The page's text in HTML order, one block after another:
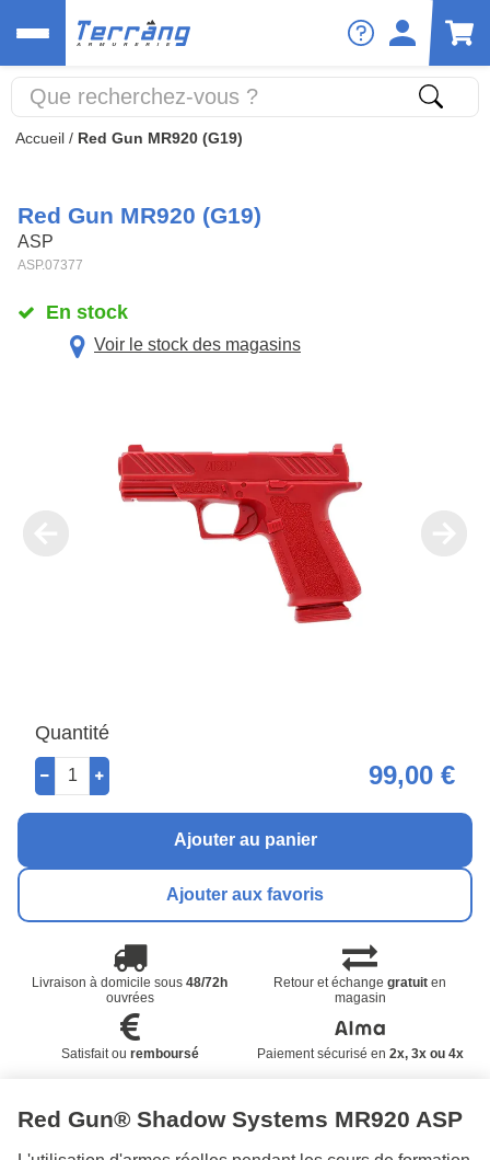
Accueil / Red Gun MR920 (G19)
Red Gun MR920 (G19)
ASP
ASP.07377
En stock
Voir le stock des magasins
Quantité
99,00 €
Ajouter au panier
Ajouter aux favoris
Livraison à domicile sous48/72h
ouvrées
Retour et échangegratuit en
magasin
Satisfait ou remboursé Paiement sécurisé en 2x, 3x ou 4x
Red Gun® Shadow Systems MR920 ASP